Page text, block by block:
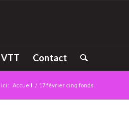
Contact
: Accueil / 17 février cinq fonds